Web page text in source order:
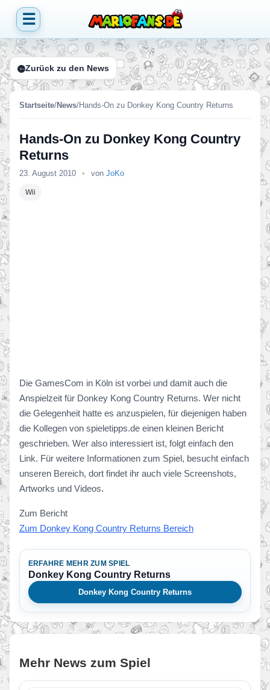
☰
Zurück zu den News
Startseite/News/Hands-On zu Donkey Kong Country Returns
Hands-On zu Donkey Kong Country
Returns
23. August 2010 • von JoKo
Wii
Die GamesCom in Köln ist vorbei und damit auch die
Anspielzeit für Donkey Kong Country Returns. Wer nicht
die Gelegenheit hatte es anzuspielen, für diejenigen haben
die Kollegen von spieletipps.de einen kleinen Bericht
geschrieben. Wer also interessiert ist, folgt einfach den
Link. Für weitere Informationen zum Spiel, besucht einfach
unseren Bereich, dort findet ihr auch viele Screenshots,
Artworks und Videos.
Zum Bericht
Zum Donkey Kong Country Returns Bereich
ERFAHRE MEHR ZUM SPIEL
Donkey Kong Country Returns
Donkey Kong Country Returns
Mehr News zum Spiel